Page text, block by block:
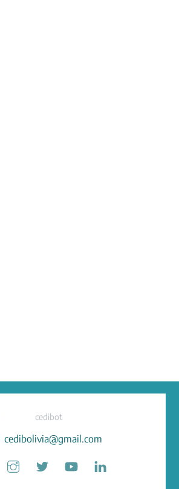
cedibolivia@gmail.com
Facebook